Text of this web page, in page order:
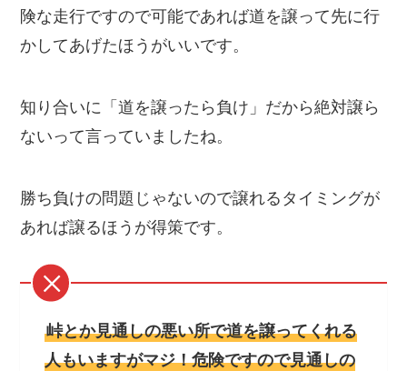
険な走行ですので可能であれば道を譲って先に行
かしてあげたほうがいいです。
知り合いに「道を譲ったら負け」だから絶対譲ら
ないって言っていましたね。
勝ち負けの問題じゃないので譲れるタイミングが
あれば譲るほうが得策です。
峠とか見通しの悪い所で道を譲ってくれる
人もいますがマジ！危険ですので見通しの